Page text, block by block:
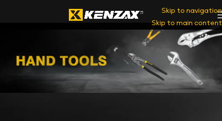
Skip to navigation
Skip to main content